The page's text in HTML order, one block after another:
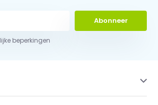
Abonneer
beperkingen